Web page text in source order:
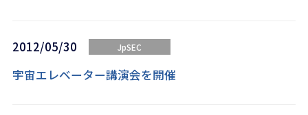
2012/05/30 JpSEC
宇宙エレベーター講演会を開催